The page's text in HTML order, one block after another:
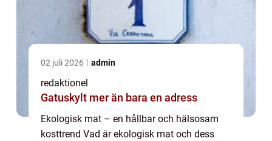
02 juli 2026 admin
redaktionel
Gatuskylt mer än bara en adress
Ekologisk mat – en hållbar och hälsosam
kosttrend Vad är ekologisk mat och dess